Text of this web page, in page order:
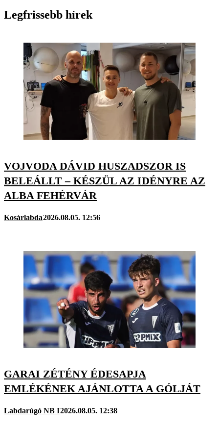
Legfrissebb hírek
VOJVODA DÁVID HUSZADSZOR IS
BELEÁLLT – KÉSZÜL AZ IDÉNYRE AZ
ALBA FEHÉRVÁR
Kosárlabda2026.08.05. 12:56
GARAI ZÉTÉNY ÉDESAPJA
EMLÉKÉNEK AJÁNLOTTA A GÓLJÁT
Labdarúgó NB I2026.08.05. 12:38